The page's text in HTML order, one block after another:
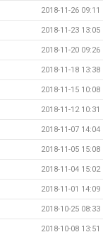
2018-11-26 09:11
2018-11-23 13:05
2018-11-20 09:26
2018-11-18 13:38
2018-11-15 10:08
2018-11-12 10:31
2018-11-07 14:04
2018-11-05 15:08
2018-11-04 15:02
2018-11-01 14:09
2018-10-25 08:33
2018-10-08 13:51